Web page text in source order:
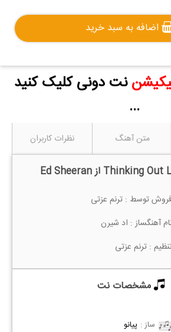
اضافه به سبد خرید
نت دونی کلیک کنید
...
متن آهنگ نظرات کاربران
فروش توسط : ترنم عزتی
آهنگساز : اد شیرن
: ترنم عزتی
مشخصات نت
ساز : پیانو